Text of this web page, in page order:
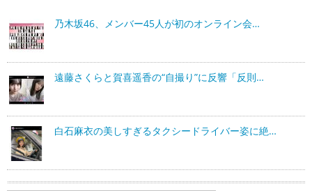
乃木坂46、メンバー45人が初のオンライン会…
遠藤さくらと賀喜遥香の“自撮り”に反響「反則…
白石麻衣の美しすぎるタクシードライバー姿に絶…